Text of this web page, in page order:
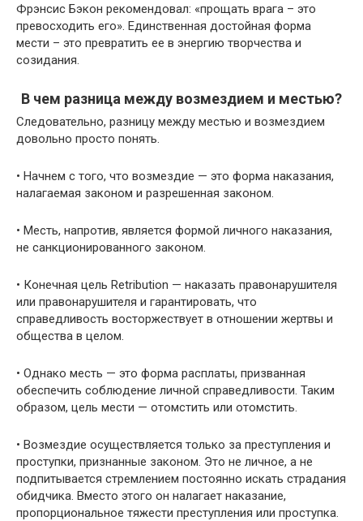
Фрэнсис Бэкон рекомендовал: «прощать врага – это
превосходить его». Единственная достойная форма
мести – это превратить ее в энергию творчества и
созидания.
В чем разница между возмездием и местью?
Следовательно, разницу между местью и возмездием
довольно просто понять.
• Начнем с того, что возмездие — это форма наказания,
налагаемая законом и разрешенная законом.
• Месть, напротив, является формой личного наказания,
не санкционированного законом.
• Конечная цель Retribution — наказать правонарушителя
или правонарушителя и гарантировать, что
справедливость восторжествует в отношении жертвы и
общества в целом.
• Однако месть — это форма расплаты, призванная
обеспечить соблюдение личной справедливости. Таким
образом, цель мести — отомстить или отомстить.
• Возмездие осуществляется только за преступления и
проступки, признанные законом. Это не личное, а не
подпитывается стремлением постоянно искать страдания
обидчика. Вместо этого он налагает наказание,
пропорциональное тяжести преступления или проступка.